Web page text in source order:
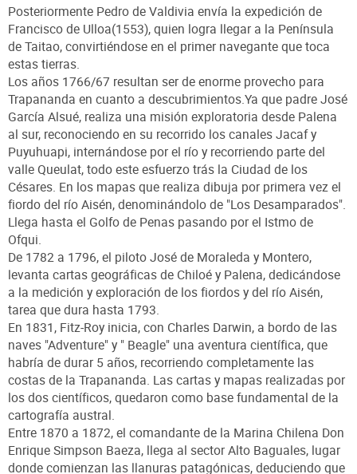
Posteriormente Pedro de Valdivia envía la expedición de
Francisco de Ulloa(1553), quien logra llegar a la Península
de Taitao, convirtiéndose en el primer navegante que toca
estas tierras.
Los años 1766/67 resultan ser de enorme provecho para
Trapananda en cuanto a descubrimientos.Ya que padre José
García Alsué, realiza una misión exploratoria desde Palena
al sur, reconociendo en su recorrido los canales Jacaf y
Puyuhuapi, internándose por el río y recorriendo parte del
valle Queulat, todo este esfuerzo trás la Ciudad de los
Césares. En los mapas que realiza dibuja por primera vez el
fiordo del río Aisén, denominándolo de "Los Desamparados".
Llega hasta el Golfo de Penas pasando por el Istmo de
Ofqui.
De 1782 a 1796, el piloto José de Moraleda y Montero,
levanta cartas geográficas de Chiloé y Palena, dedicándose
a la medición y exploración de los fiordos y del río Aisén,
tarea que dura hasta 1793.
En 1831, Fitz-Roy inicia, con Charles Darwin, a bordo de las
naves "Adventure" y " Beagle" una aventura científica, que
habría de durar 5 años, recorriendo completamente las
costas de la Trapananda. Las cartas y mapas realizadas por
los dos científicos, quedaron como base fundamental de la
cartografía austral.
Entre 1870 a 1872, el comandante de la Marina Chilena Don
Enrique Simpson Baeza, llega al sector Alto Baguales, lugar
donde comienzan las llanuras patagónicas, deduciendo que